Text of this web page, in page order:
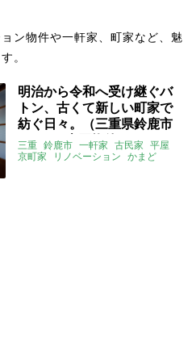
ン物件や一軒家、町家など、魅
。
明治から令和へ受け継ぐバ
トン、古くて新しい町家で
紡ぐ日々。（三重県鈴鹿市
106㎡の売買物件）
三重 鈴鹿市 一軒家 古民家 平屋
京町家
リノベーション かまど